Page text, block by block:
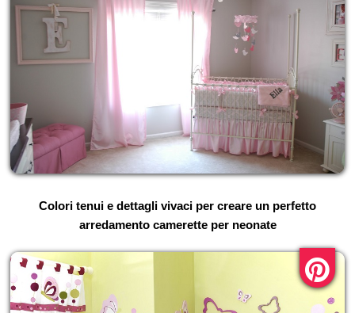
Colori tenui e dettagli vivaci per creare un perfetto
arredamento camerette per neonate